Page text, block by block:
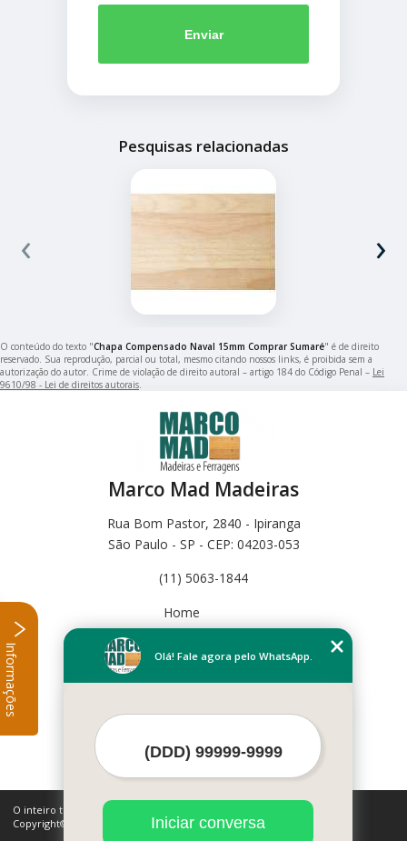
Enviar
Pesquisas relacionadas
‹ ›
O conteúdo do texto "Chapa Compensado Naval 15mm Comprar Sumaré" é de direito
reservado. Sua reprodução, parcial ou total, mesmo citando nossos links, é proibida sem a
autorização do autor. Crime de violação de direito autoral – artigo 184 do Código Penal – Lei
9610/98 - Lei de direitos autorais.
Marco Mad Madeiras
Rua Bom Pastor, 2840 - Ipiranga
São Paulo - SP - CEP: 04203-053
(11) 5063-1844
Home
Empresa
Missão
Mapa do site
O inteiro teor deste site está sujeito à proteção de direitos autorais.
Copyright© Marco Mad Madeiras (Lei 9610 de 19/02/1998)
Olá! Fale agora pelo WhatsApp.
Iniciar conversa
Informações